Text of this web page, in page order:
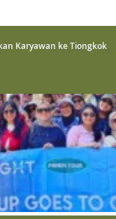
Karyawan ke Tiongkok